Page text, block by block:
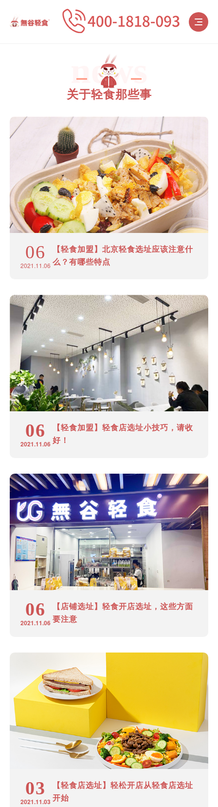
news
关于轻食那些事
06
2021.11.06
【轻食加盟】北京轻食选址应该注意什
么？有哪些特点
06
2021.11.06
【轻食加盟】轻食店选址小技巧，请收
好！
06
2021.11.06
【店铺选址】轻食开店选址，这些方面
要注意
03
2021.11.03
【轻食店选址】轻松开店从轻食店选址
开始